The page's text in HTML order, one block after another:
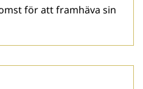
för att framhäva sin